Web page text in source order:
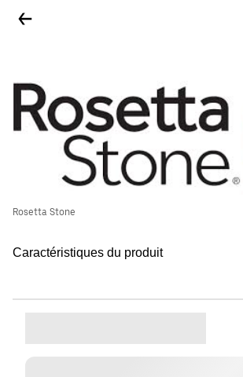
Rosetta Stone
Caractéristiques du produit